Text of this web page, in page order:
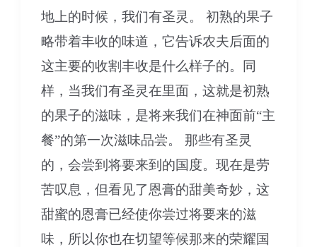
地上的时候，我们有圣灵。 初熟的果子
略带着丰收的味道，它告诉农夫后面的
这主要的收割丰收是什么样子的。同
样，当我们有圣灵在里面，这就是初熟
的果子的滋味，是将来我们在神面前“主
餐”的第一次滋味品尝。 那些有圣灵
的，会尝到将要来到的国度。现在是劳
苦叹息，但看见了恩膏的甜美奇妙，这
甜蜜的恩膏已经使你尝过将要来的滋
味，所以你也在切望等候那来的荣耀国